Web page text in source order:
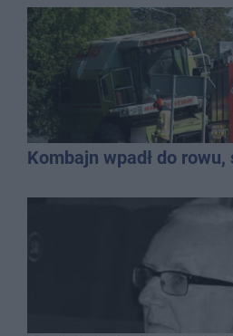
Kombajn wpadł do